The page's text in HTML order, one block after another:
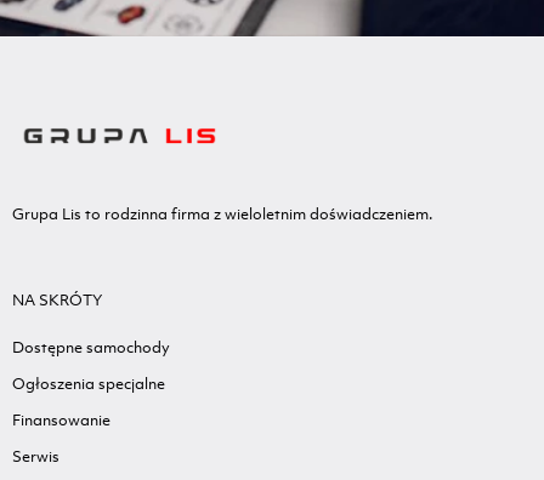
Grupa Lis to rodzinna firma z wieloletnim doświadczeniem.
NA SKRÓTY
Dostępne samochody
Ogłoszenia specjalne
Finansowanie
Serwis